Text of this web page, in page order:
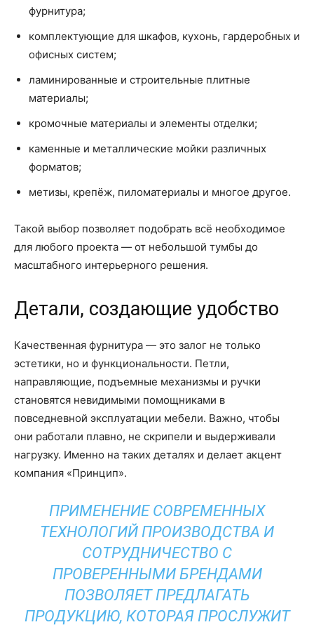
фурнитура;
комплектующие для шкафов, кухонь, гардеробных и
офисных систем;
ламинированные и строительные плитные
материалы;
кромочные материалы и элементы отделки;
каменные и металлические мойки различных
форматов;
метизы, крепёж, пиломатериалы и многое другое.
Такой выбор позволяет подобрать всё необходимое
для любого проекта — от небольшой тумбы до
масштабного интерьерного решения.
Детали, создающие удобство
Качественная фурнитура — это залог не только
эстетики, но и функциональности. Петли,
направляющие, подъемные механизмы и ручки
становятся невидимыми помощниками в
повседневной эксплуатации мебели. Важно, чтобы
они работали плавно, не скрипели и выдерживали
нагрузку. Именно на таких деталях и делает акцент
компания «Принцип».
ПРИМЕНЕНИЕ СОВРЕМЕННЫХ
ТЕХНОЛОГИЙ ПРОИЗВОДСТВА И
СОТРУДНИЧЕСТВО С
ПРОВЕРЕННЫМИ БРЕНДАМИ
ПОЗВОЛЯЕТ ПРЕДЛАГАТЬ
ПРОДУКЦИЮ, КОТОРАЯ ПРОСЛУЖИТ